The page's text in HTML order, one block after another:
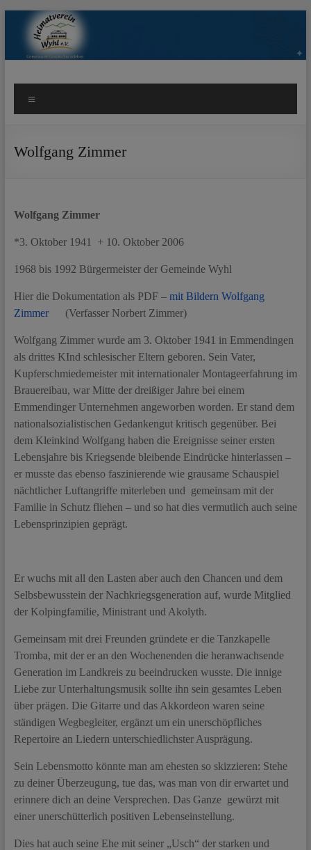
springen
Heimatverein Wyhl e.V.
Herzlich Willkommen beim Heimatverein Wyhl e.V.
Wolfgang Zimmer
Wolfgang Zimmer
*3. Oktober 1941 + 10. Oktober 2006
1968 bis 1992 Bürgermeister der Gemeinde Wyhl
Hier die Dokumentation als PDF – mit Bildern Wolfgang
Zimmer(Verfasser Norbert Zimmer)
Wolfgang Zimmer wurde am 3. Oktober 1941 in Emmendingen
als drittes KInd schlesischer Eltern geboren. Sein Vater,
Kupferschmiedemeister mit internationaler Montageerfahrung im
Brauereibau, war Mitte der dreißiger Jahre bei einem
Emmendinger Unternehmen angeworben worden. Er stand dem
nationalsozialistischen Gedankengut kritisch gegenüber. Bei
dem Kleinkind Wolfgang haben die Ereignisse seiner ersten
Lebensjahre bis Kriegsende bleibende Eindrücke hinterlassen –
er musste das ebenso faszinierende wie grausame Schauspiel
nächtlicher Luftangriffe miterleben und gemeinsam mit der
Familie in Schutz fliehen – und so hat dies vermutlich auch seine
Lebensprinzipien geprägt.
Er wuchs mit all den Lasten aber auch den Chancen und dem
Selbsbewusstein der Nachkriegsgeneration auf, wurde Mitglied
der Kolpingfamilie, Ministrant und Akolyth.
Gemeinsam mit drei Freunden gründete er die Tanzkapelle
Tromba, mit der er an den Wochenenden die heranwachsende
Generation im Landkreis zu beeindrucken wusste. Die innige
Liebe zur Unterhaltungsmusik sollte ihn sein gesamtes Leben
über prägen. Die Gitarre und das Akkordeon waren seine
ständigen Wegbegleiter, ergänzt um ein unerschöpfliches
Repertoire an Liedern unterschiedlichster Ausprägung.
Sein Lebensmotto könnte man am ehesten so skizzieren: Stehe
zu deiner Überzeugung, tue das, was man von dir erwartet und
erinnere dich an deine Versprechen. Das Ganze gewürzt mit
einer unerschütterlich positiven Lebenseinstellung.
Dies hat auch seine Ehe mit seiner „Usch“ der starken und